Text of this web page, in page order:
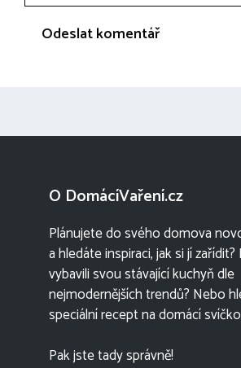
O DomácíVaření.cz
Plánujete do svého domova
a hledáte inspiraci, jak si jí
vybavili svou stávající kuchyň dle
nejmodernějších trendů? Nebo
speciální recept na domácí
Pak jste tady správně!